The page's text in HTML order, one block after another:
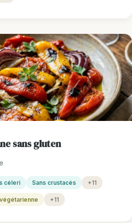
sans gluten
céleri Sans crustacés +11
+11